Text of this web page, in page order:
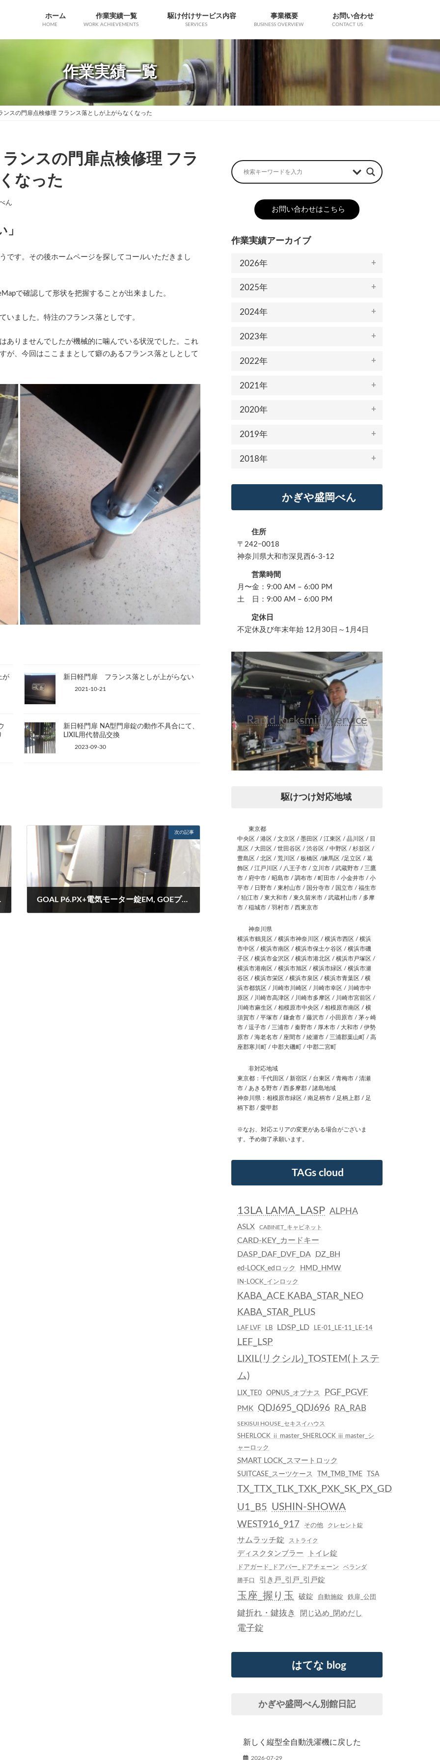
ホーム
HOME
作業実績一覧
WORK ACHIEVEMENTS
駆け付けサービス内容
SERVICES
事業概要
BUSINESS OVERVIEW
お問い合わせ
CONTACT US
作業実績一覧
ンスの門扉点検修理 フランス落としが上がらなくなった
ンスの門扉点検修理 フラ
なった
ん
です。その後ホームページを探してコールいただきまし
で確認して形状を把握することが出来ました。
いました。特注のフランス落としです。
ありませんでしたが機械的に噛んでいる状況でした。これ
が、今回はここままとして癖のあるフランス落としとして
が 新日軽門扉 フランス落としが上がらない
2021-10-21
新日軽門扉 NA型門扉錠の動作不具合にて、
LIXIL用代替品交換
2023-09-30
関解錠
次の記事
GOAL P6.PX+電気モーター錠EM, GOEプッシュプルグリップハンドル錠の動作不具合修理
お問い合わせはこちら
作業実績アーカイブ
2026年
2025年
2024年
2023年
2022年
2021年
2020年
2019年
2018年
かぎや盛岡べん
住所
〒242ｰ0018
神奈川県大和市深見西6-3-12
営業時間
月〜金：9:00 AM – 6:00 PM
土 日：9:00 AM – 6:00 PM
定休日
不定休及び年末年始 12月30日～1月4日
Rapid locksmith service
駆けつけ対応地域
東京都
中央区 / 港区 / 文京区 / 墨田区 / 江東区 / 品川区 / 目
黒区 / 大田区 / 世田谷区 / 渋谷区 / 中野区 / 杉並区 /
豊島区 / 北区 / 荒川区 / 板橋区 /練馬区 /足立区 / 葛
飾区 / 江戸川区 / 八王子市 / 立川市 / 武蔵野市 / 三鷹
市 / 府中市 / 昭島市 / 調布市 / 町田市 / 小金井市 / 小
平市 / 日野市 / 東村山市 / 国分寺市 / 国立市 / 福生市
/ 狛江市 / 東大和市 / 東久留米市 / 武蔵村山市 / 多摩
市 / 稲城市 / 羽村市 / 西東京市
神奈川県
横浜市鶴見区 / 横浜市神奈川区 / 横浜市西区 / 横浜
市中区 / 横浜市南区 / 横浜市保土ケ谷区 / 横浜市磯
子区 / 横浜市金沢区 / 横浜市港北区 / 横浜市戸塚区 /
横浜市港南区 / 横浜市旭区 / 横浜市緑区 / 横浜市瀬
谷区 / 横浜市栄区 / 横浜市泉区 / 横浜市青葉区 / 横
浜市都筑区 / 川崎市川崎区 / 川崎市幸区 / 川崎市中
原区 / 川崎市高津区 / 川崎市多摩区 / 川崎市宮前区 /
川崎市麻生区 / 相模原市中央区 / 相模原市南区 / 横
須賀市 / 平塚市 / 鎌倉市 / 藤沢市 / 小田原市 / 茅ヶ崎
市 / 逗子市 / 三浦市 / 秦野市 / 厚木市 / 大和市 / 伊勢
原市 / 海老名市 / 座間市 / 綾瀬市 / 三浦郡葉山町 / 高
座郡寒川町 / 中郡大磯町 / 中郡二宮町
非対応地域
東京都：千代田区 / 新宿区 / 台東区 / 青梅市 / 清瀬
市 / あきる野市 / 西多摩郡 / 諸島地域
神奈川県：相模原市緑区 / 南足柄市 / 足柄上郡 / 足
柄下郡 / 愛甲郡
※なお、対応エリアの変更がある場合がございま
す。予め御了承願います。
TAGs cloud
13LA LAMA_LASP ALPHA
ASLX CABINET_キャビネット
CARD-KEY_カードキー
DASP_DAF_DVF_DA
DZ_BH
ed-LOCK_edロック HMD_HMW
IN-LOCK_インロック
KABA_ACE KABA_STAR_NEO
KABA_STAR_PLUS
LAF LVF LB LDSP_LD LE-01_LE-11_LE-14
LEF_LSP
LIXIL(リクシル)_TOSTEM(トステ
ム)
LIX_TE0 OPNUS_オプナス PGF_PGVF
PMK QDJ695_QDJ696 RA_RAB
SEKISUI HOUSE_セキスイハウス
SHERLOCK ⅱ master_SHERLOCK ⅲ master_シ
ャーロック
SMART LOCK_スマートロック
SUITCASE_スーツケース TM_TMB_TME TSA
TX_TTX_TLK_TXK_PXK_SK_PX_GD
U1_B5 USHIN-SHOWA
WEST916_917 その他 クレセント錠
サムラッチ錠 ストライク
ディスクタンブラー トイレ錠
ドアガード_ドアバー_ドアチェーン ベランダ
勝手口 引き戸_引戸_引戸錠
玉座_握り玉 破錠 自動施錠 鉄扉_公団
鍵折れ・鍵抜き 閉じ込め_閉めだし
電子錠
はてな blog
かぎや盛岡べん別館日記
新しく縦型全自動洗濯機に戻した
2026-07-29